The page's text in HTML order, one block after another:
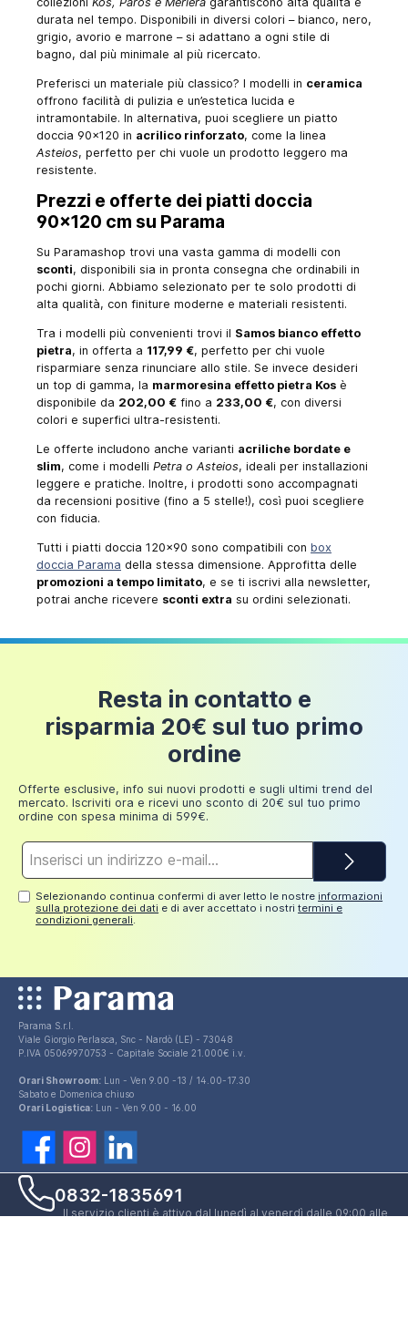
durata nel tempo. Disponibili in diversi colori – bianco, nero,
grigio, avorio e marrone – si adattano a ogni stile di
bagno, dal più minimale al più ricercato.
Preferisci un materiale più classico? I modelli in ceramica
offrono facilità di pulizia e un’estetica lucida e
intramontabile. In alternativa, puoi scegliere un piatto
doccia 90x120 in acrilico rinforzato, come la linea
Asteios, perfetto per chi vuole un prodotto leggero ma
resistente.
Prezzi e offerte dei piatti doccia
90x120 cm su Parama
Su Paramashop trovi una vasta gamma di modelli con
sconti, disponibili sia in pronta consegna che ordinabili in
pochi giorni. Abbiamo selezionato per te solo prodotti di
alta qualità, con finiture moderne e materiali resistenti.
Tra i modelli più convenienti trovi il Samos bianco effetto
pietra, in offerta a 117,99 €, perfetto per chi vuole
risparmiare senza rinunciare allo stile. Se invece desideri
un top di gamma, la marmoresina effetto pietra Kos è
disponibile da 202,00 € fino a 233,00 €, con diversi
colori e superfici ultra-resistenti.
Le offerte includono anche varianti acriliche bordate e
slim, come i modelli Petra o Asteios, ideali per installazioni
leggere e pratiche. Inoltre, i prodotti sono accompagnati
da recensioni positive (fino a 5 stelle!), così puoi scegliere
con fiducia.
Tutti i piatti doccia 120x90 sono compatibili con box
doccia Parama della stessa dimensione. Approfitta delle
promozioni a tempo limitato, e se ti iscrivi alla newsletter,
potrai anche ricevere sconti extra su ordini selezionati.
Resta in contatto e
risparmia 20€ sul tuo primo
ordine
Offerte esclusive, info sui nuovi prodotti e sugli ultimi trend del
mercato. Iscriviti ora e ricevi uno sconto di 20€ sul tuo primo
ordine con spesa minima di 599€.
e-
Selezionando continua confermi di aver letto le nostreinformazioni
sulla protezione dei dati e di aver accettato i nostritermini e
condizioni generali
Parama S.r.l.
Viale Giorgio Perlasca, Snc - Nardò (LE) - 73048
P.IVA 05069970753 - Capitale Sociale 21.000€ i.v.
Orari Showroom: Lun - Ven 9.00 -13 / 14.00-17.30
Sabato e Domenica chiuso
Orari Logistica: Lun - Ven 9.00 - 16.00
0832-1835691
Il servizio clienti è attivo dal lunedì al venerdì dalle 09:00 alle